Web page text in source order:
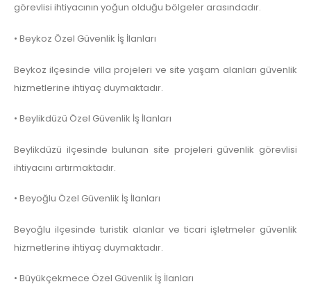
görevlisi ihtiyacının yoğun olduğu bölgeler arasındadır.
• Beykoz Özel Güvenlik İş İlanları
Beykoz ilçesinde villa projeleri ve site yaşam alanları güvenlik
hizmetlerine ihtiyaç duymaktadır.
• Beylikdüzü Özel Güvenlik İş İlanları
Beylikdüzü ilçesinde bulunan site projeleri güvenlik görevlisi
ihtiyacını artırmaktadır.
• Beyoğlu Özel Güvenlik İş İlanları
Beyoğlu ilçesinde turistik alanlar ve ticari işletmeler güvenlik
hizmetlerine ihtiyaç duymaktadır.
• Büyükçekmece Özel Güvenlik İş İlanları